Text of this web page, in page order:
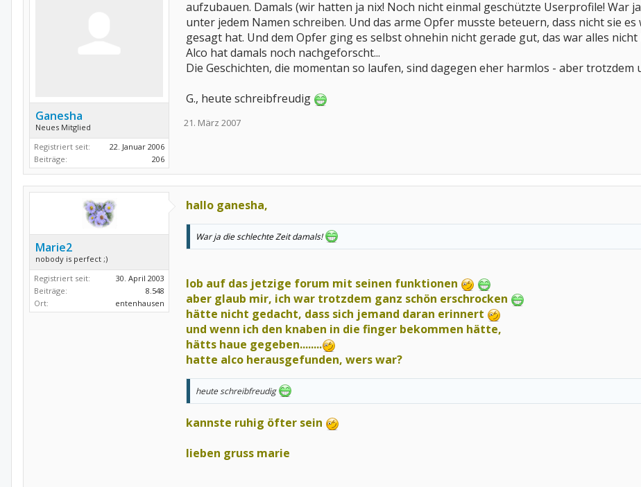
Ganesha
Neues Mitglied
Registriert seit:
22. Januar 2006
Beiträge:
206
aufzubauen. Damals (wir hatten ja nix! Noch nicht einmal geschützte Userprofile! War
unter jedem Namen schreiben. Und das arme Opfer musste beteuern, dass nicht sie
gesagt hat. Und dem Opfer ging es selbst ohnehin nicht gerade gut, das war alles nicht
Alco hat damals noch nachgeforscht...
Die Geschichten, die momentan so laufen, sind dagegen eher harmlos - aber trotzdem
G., heute schreibfreudig
21. März 2007
Marie2
nobody is perfect ;)
Registriert seit:
30. April 2003
Beiträge:
8.548
Ort:
entenhausen
hallo ganesha,
War ja die schlechte Zeit damals!
lob auf das jetzige forum mit seinen funktionen
aber glaub mir, ich war trotzdem ganz schön erschrocken
hätte nicht gedacht, dass sich jemand daran erinnert
und wenn ich den knaben in die finger bekommen hätte,
hätts haue gegeben........
hatte alco herausgefunden, wers war?
heute schreibfreudig
kannste ruhig öfter sein
lieben gruss marie